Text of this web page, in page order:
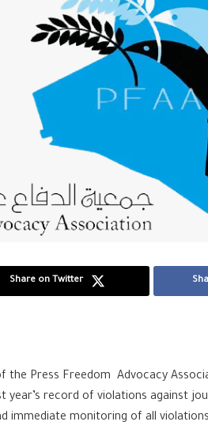
Share on Twitter
the Press Freedom Advocacy
year’s record of violations against
immediate monitoring of all violations.